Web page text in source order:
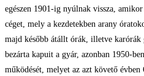
egészen 1901-ig nyúlnak vissza,
céget, mely a kezdetekben arany
majd később átállt órák, illetve
bezárta kapuit a gyár, azonban 1950-
működését, melyet az azt követő